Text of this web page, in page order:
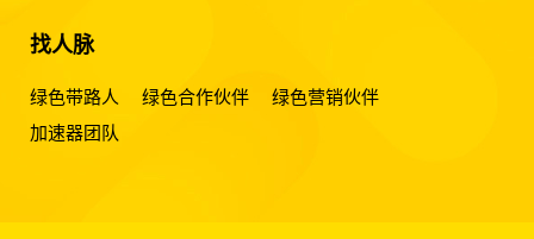
找人脉
绿色带路人 绿色合作伙伴
绿色营销伙伴
加速器团队